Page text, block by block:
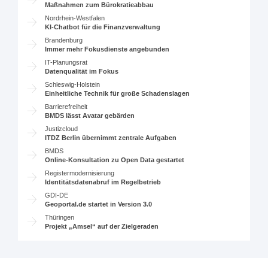
Maßnahmen zum Bürokratieabbau
Nordrhein-Westfalen
KI-Chatbot für die Finanzverwaltung
Brandenburg
Immer mehr Fokusdienste angebunden
IT-Planungsrat
Datenqualität im Fokus
Schleswig-Holstein
Einheitliche Technik für große Schadenslagen
Barrierefreiheit
BMDS lässt Avatar gebärden
Justizcloud
ITDZ Berlin übernimmt zentrale Aufgaben
BMDS
Online-Konsultation zu Open Data gestartet
Registermodernisierung
Identitätsdatenabruf im Regelbetrieb
GDI-DE
Geoportal.de startet in Version 3.0
Thüringen
Projekt „Amsel“ auf der Zielgeraden